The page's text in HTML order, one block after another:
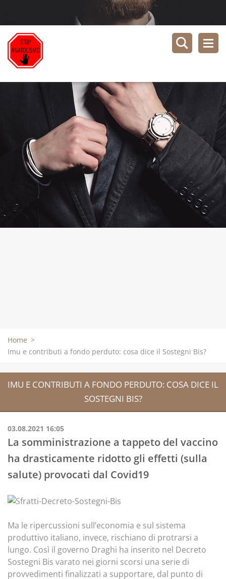
Home >
Imu e contributi a fondo perduto: cosa dice il Sostegni Bis?
IMU E CONTRIBUTI A FONDO PERDUTO: COSA DICE IL
SOSTEGNI BIS?
03.08.2021 16:05
La somministrazione a tappeto del vaccino
ha drasticamente ridotto gli effetti (sulla
salute) provocati dal Covid19
Ma le ripercussioni sull’economia e sul sistema
produttivo italiano, invece, rischiano di protrarsi a
lungo. Così il governo Draghi ha inserito nel Decreto
Sostegni Bis varato nei giorni scorsi una serie di
provvedimenti finalizzati a supportare, dal punto di